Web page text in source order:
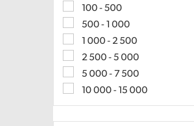
100 - 500
500 - 1 000
1 000 - 2 500
2 500 - 5 000
5 000 - 7 500
10 000 - 15 000